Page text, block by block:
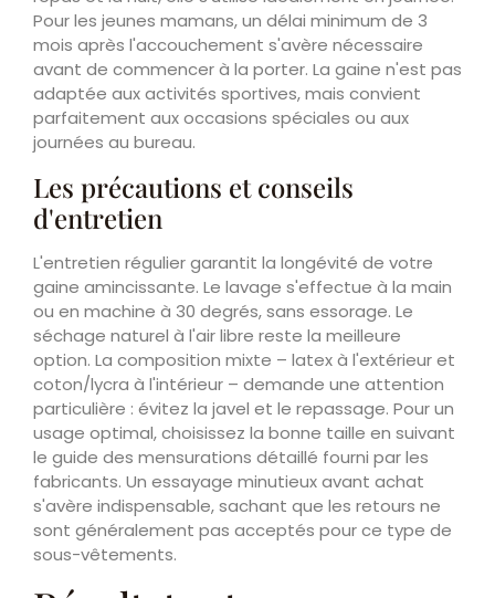
Pour les jeunes mamans, un délai minimum de 3
mois après l'accouchement s'avère nécessaire
avant de commencer à la porter. La gaine n'est pas
adaptée aux activités sportives, mais convient
parfaitement aux occasions spéciales ou aux
journées au bureau.
Les précautions et conseils
d'entretien
L'entretien régulier garantit la longévité de votre
gaine amincissante. Le lavage s'effectue à la main
ou en machine à 30 degrés, sans essorage. Le
séchage naturel à l'air libre reste la meilleure
option. La composition mixte – latex à l'extérieur et
coton/lycra à l'intérieur – demande une attention
particulière : évitez la javel et le repassage. Pour un
usage optimal, choisissez la bonne taille en suivant
le guide des mensurations détaillé fourni par les
fabricants. Un essayage minutieux avant achat
s'avère indispensable, sachant que les retours ne
sont généralement pas acceptés pour ce type de
sous-vêtements.